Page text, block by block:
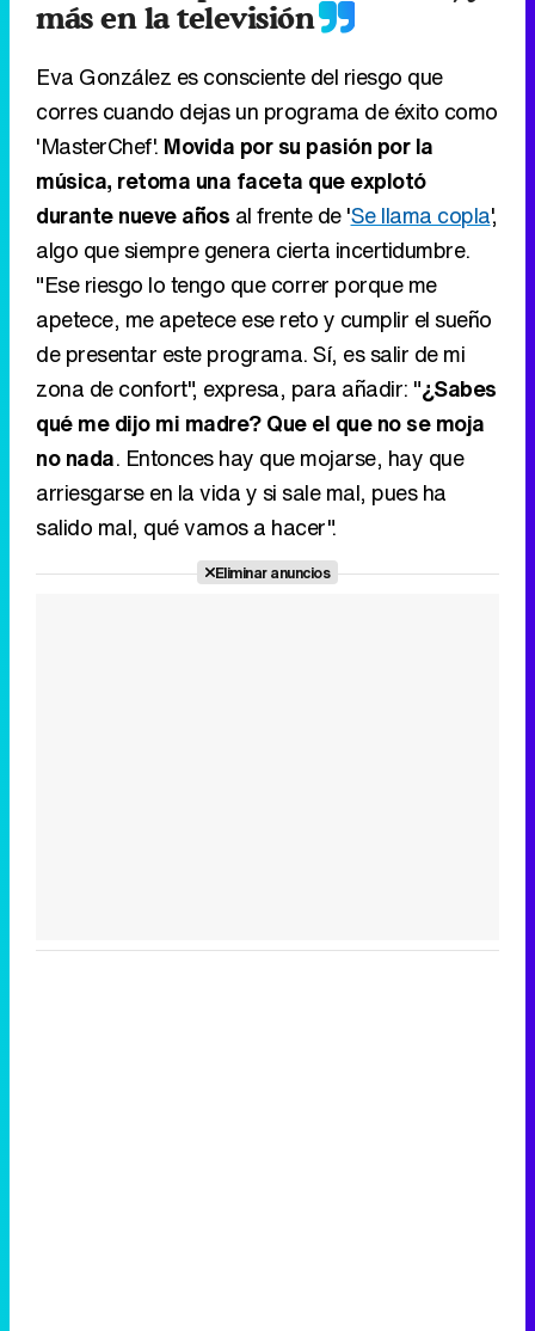
más en la televisión
Eva González es consciente del riesgo que
corres cuando dejas un programa de éxito como
'MasterChef'. Movida por su pasión por la
música, retoma una faceta que explotó
durante nueve años al frente de 'Se llama copla',
algo que siempre genera cierta incertidumbre.
"Ese riesgo lo tengo que correr porque me
apetece, me apetece ese reto y cumplir el sueño
de presentar este programa. Sí, es salir de mi
zona de confort", expresa, para añadir: "¿Sabes
qué me dijo mi madre? Que el que no se moja
no nada. Entonces hay que mojarse, hay que
arriesgarse en la vida y si sale mal, pues ha
salido mal, qué vamos a hacer".
Eliminar anuncios